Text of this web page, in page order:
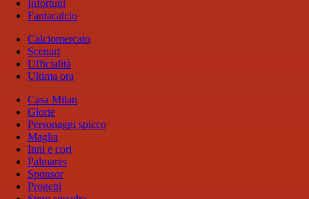
Infortuni
Fantacalcio
Calciomercato
Scenari
Ufficialità
Ultima ora
Casa Milan
Glorie
Personaggi spicco
Maglia
Inni e cori
Palmares
Sponsor
Progetti